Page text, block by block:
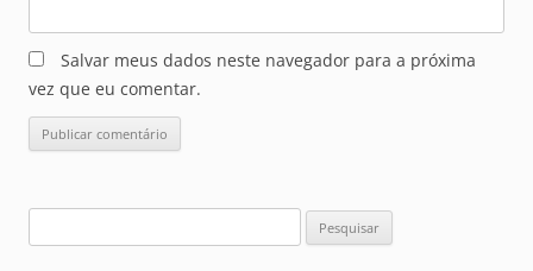
Salvar meus dados neste navegador para a próxima
vez que eu comentar.
por: